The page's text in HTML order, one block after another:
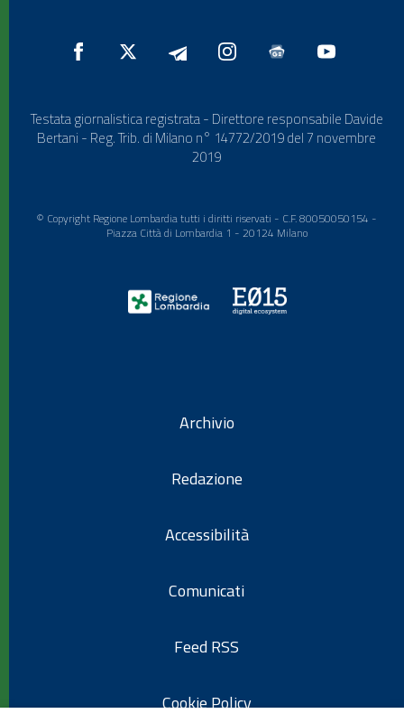
Testata giornalistica registrata - Direttore responsabile Davide
Bertani - Reg. Trib. di Milano n° 14772/2019 del 7 novembre
2019
© Copyright Regione Lombardia tutti i diritti riservati - C.F. 80050050154 -
Piazza Città di Lombardia 1 - 20124 Milano
Archivio
Redazione
Accessibilità
Comunicati
Feed RSS
Cookie Policy